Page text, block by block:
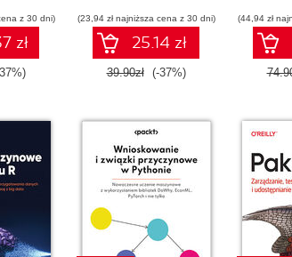
z 30 dni)
zł
(23,94 zł najniższa cena z 30 dni)
25.14 zł
39.90zł (-37%)
(44,94 zł